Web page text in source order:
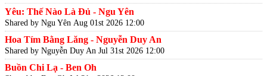
Yêu: Thế Nào Là Đủ - Ngu Yên
Shared by Ngu Yên Aug 01st 2026 12:00
Hoa Tím Bằng Lăng - Nguyễn Duy An
Shared by Nguyễn Duy An Jul 31st 2026 12:00
Buồn Chi Lạ - Ben Oh